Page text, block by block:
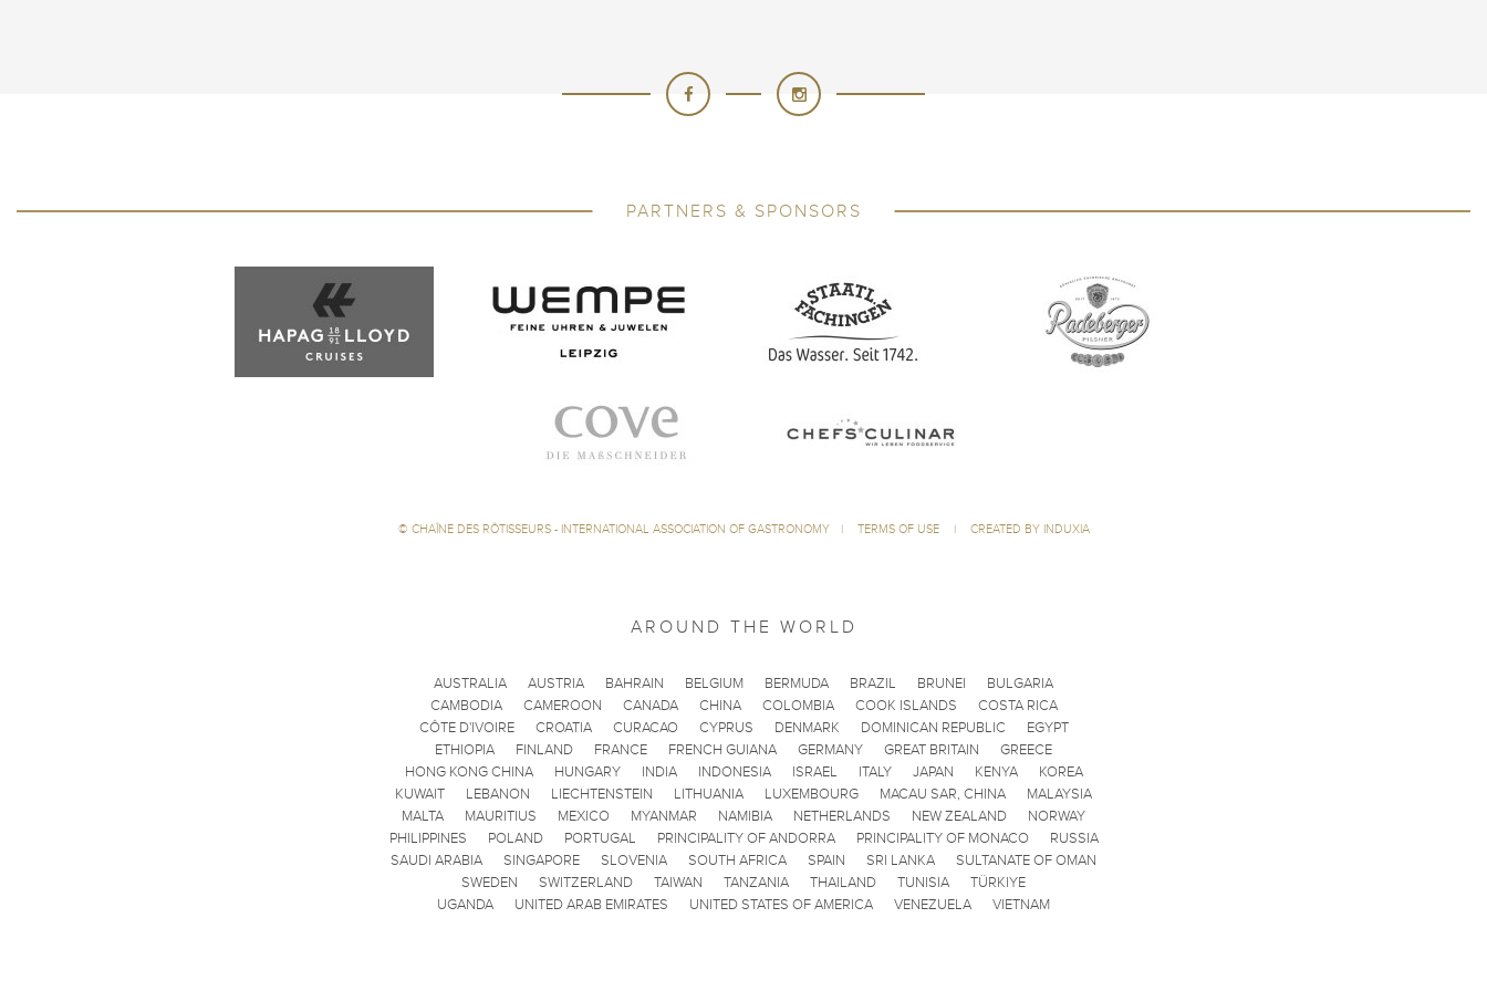
PARTNERS & SPONSORS
© CHAÎNE DES RÔTISSEURS - INTERNATIONAL ASSOCIATION OF GASTRONOMY | TERMS OF USE | CREATED BY INDUXIA
AROUND THE WORLD
AUSTRALIA AUSTRIA BAHRAIN BELGIUM BERMUDA BRAZIL BRUNEI
BULGARIA
CAMBODIA
CAMEROON CANADA CHINA COLOMBIA COOK ISLANDS
COSTA RICA
CÔTE D'IVOIRE
CROATIA CURACAO CYPRUS DENMARK DOMINICAN REPUBLIC
EGYPT
ETHIOPIA
FINLAND FRANCE FRENCH GUIANA GERMANY GREAT BRITAIN
GREECE
HONG KONG CHINA
HUNGARY INDIA INDONESIA ISRAEL ITALY JAPAN KENYA
KOREA
KUWAIT
LEBANON LIECHTENSTEIN LITHUANIA LUXEMBOURG MACAU SAR, CHINA
MALAYSIA
MALTA
MAURITIUS MEXICO MYANMAR NAMIBIA NETHERLANDS NEW ZEALAND
NORWAY
PHILIPPINES
POLAND PORTUGAL PRINCIPALITY OF ANDORRA PRINCIPALITY OF MONACO
RUSSIA
SAUDI ARABIA
SINGAPORE SLOVENIA SOUTH AFRICA SPAIN SRI LANKA
SULTANATE OF OMAN
SWEDEN
SWITZERLAND TAIWAN TANZANIA THAILAND TUNISIA
TÜRKIYE
UGANDA
UNITED ARAB EMIRATES UNITED STATES OF AMERICA VENEZUELA VIETNAM